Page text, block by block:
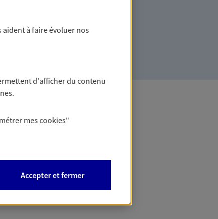
mais aussi vous-même et
aident à faire évoluer nos
d'afficher du contenu
mescookies"
Accepter et fermer